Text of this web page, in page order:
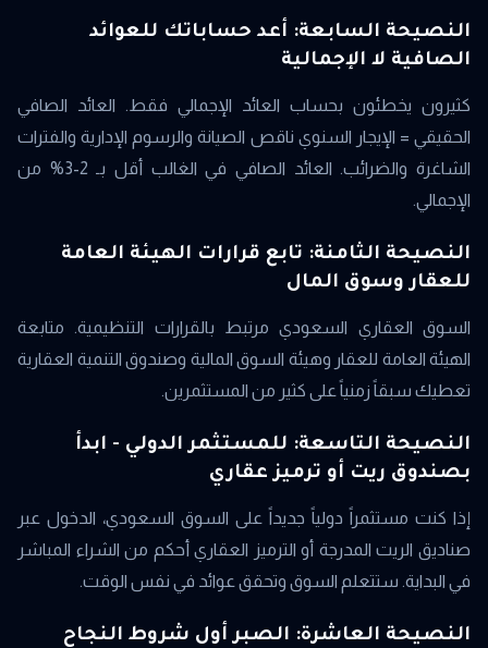
النصيحة السابعة: أعد حساباتك للعوائد
الصافية لا الإجمالية
كثيرون يخطئون بحساب العائد الإجمالي فقط. العائد الصافي
الحقيقي = الإيجار السنوي ناقص الصيانة والرسوم الإدارية والفترات
الشاغرة والضرائب. العائد الصافي في الغالب أقل بـ 2-3% من
الإجمالي.
النصيحة الثامنة: تابع قرارات الهيئة العامة
للعقار وسوق المال
السوق العقاري السعودي مرتبط بالقرارات التنظيمية. متابعة
الهيئة العامة للعقار وهيئة السوق المالية وصندوق التنمية العقارية
تعطيك سبقاً زمنياً على كثير من المستثمرين.
النصيحة التاسعة: للمستثمر الدولي - ابدأ
بصندوق ريت أو ترميز عقاري
إذا كنت مستثمراً دولياً جديداً على السوق السعودي، الدخول عبر
صناديق الريت المدرجة أو الترميز العقاري أحكم من الشراء المباشر
في البداية. ستتعلم السوق وتحقق عوائد في نفس الوقت.
النصيحة العاشرة: الصبر أول شروط النجاح